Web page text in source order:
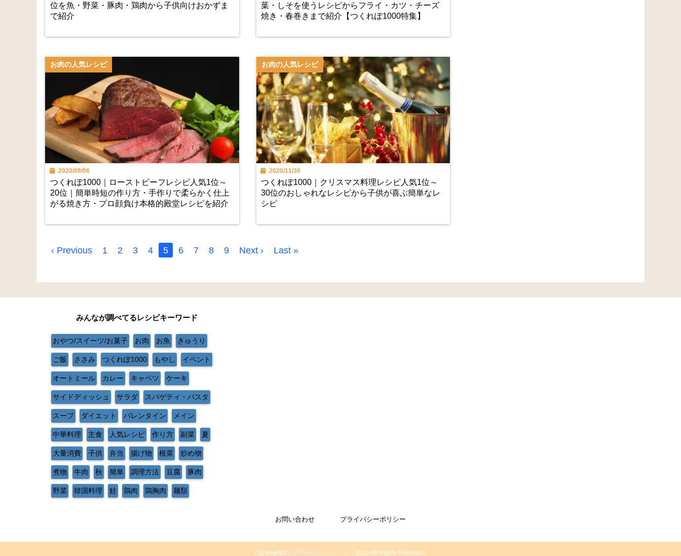
位を魚・野菜・豚肉・鶏肉から子供向けおかずま
で紹介
葉・しそを使うレシピからフライ・カツ・チーズ
焼き・春巻きまで紹介【つくれぽ1000特集】
お肉の人気レシピ
2020/09/06
つくれぽ1000｜ローストビーフレシピ人気1位～
20位｜簡単時短の作り方・手作りで柔らかく仕上
がる焼き方・プロ顔負け本格的殿堂レシピを紹介
お肉の人気レシピ
2020/11/30
つくれぽ1000｜クリスマス料理レシピ人気1位～
30位のおしゃれなレシピから子供が喜ぶ簡単なレ
シピ
‹ Previous 1 2 3 4 5 6 7 8 9 Next › Last »
みんなが調べてるレシピキーワード
おやつ/スイーツ/お菓子 お肉 お魚 きゅうり
ご飯 ささみ つくれぽ1000 もやし イベント
オートミール カレー キャベツ ケーキ
サイドディッシュ サラダ スパゲティ・パスタ
スープ ダイエット バレンタイン メイン
中華料理 主食 人気レシピ 作り方 副菜 夏
大量消費 子供 弁当 揚げ物 根菜 炒め物
煮物 牛肉 秋 簡単 調理方法 豆腐 豚肉
野菜 韓国料理 鮭 鶏肉 鶏胸肉 麺類
お問い合わせ プライバシーポリシー
Copyright© CookPeco-クックペコ- , 2026 All Rights Reserved.